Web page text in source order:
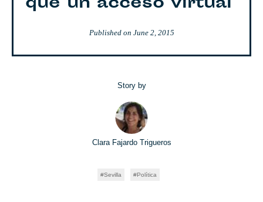
Published on June 2, 2015
Story by
Clara Fajardo Trigueros
Sevilla Política